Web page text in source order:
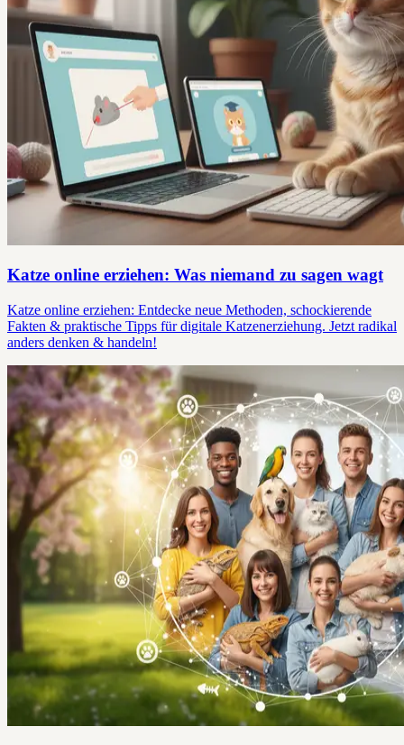
Katze online erziehen: Was niemand zu sagen wagt
Katze online erziehen: Entdecke neue Methoden, schockierende
Fakten & praktische Tipps für digitale Katzenerziehung. Jetzt radikal
anders denken & handeln!